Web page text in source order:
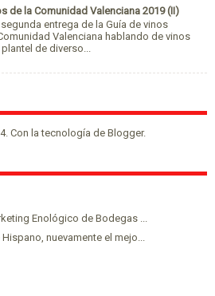
de la Comunidad Valenciana 2019 (II)
entrega de la Guía de vinos
Valenciana hablando de vinos
de diverso...
Con la tecnología de Blogger.
Enológico de Bodegas ...
nuevamente el mejo...